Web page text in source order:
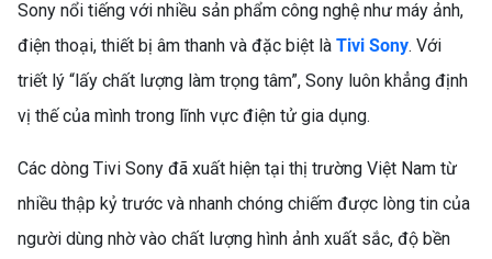
Sony nổi tiếng với nhiều sản phẩm công nghệ như máy ảnh,
điện thoại, thiết bị âm thanh và đặc biệt là Tivi Sony. Với
triết lý “lấy chất lượng làm trọng tâm”, Sony luôn khẳng định
vị thế của mình trong lĩnh vực điện tử gia dụng.
Các dòng Tivi Sony đã xuất hiện tại thị trường Việt Nam từ
nhiều thập kỷ trước và nhanh chóng chiếm được lòng tin của
người dùng nhờ vào chất lượng hình ảnh xuất sắc, độ bền